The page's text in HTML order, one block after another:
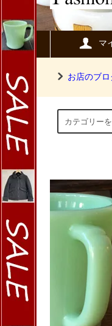
マ
お店のブ